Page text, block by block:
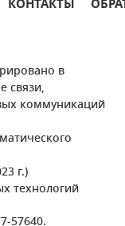
КОНТАКТЫ
в
связи,
коммуникаций
г.)
технологий
57640.